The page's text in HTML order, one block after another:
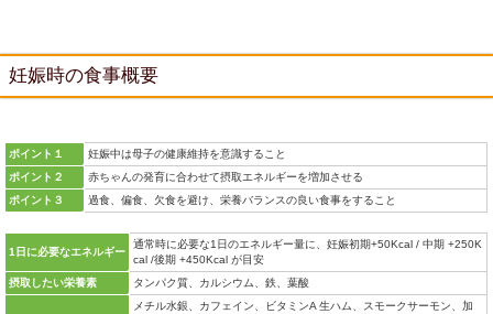
妊娠時の食事概要
ポイント１
妊娠中は母子の健康維持を意識すること
ポイント２
赤ちゃんの発育に合わせて摂取エネルギーを増加させる
ポイント３
過食、偏食、欠食を避け、栄養バランスの良い食事をすること
1日に必要なエネルギー
通常時に必要な1日のエネルギー量に、妊娠初期+50Kcal / 中期 +250K
cal /後期 +450Kcal が目安
摂取したい栄養素
タンパク質、カルシウム、鉄、葉酸
メチル水銀、カフェイン、ビタミンA 生ハム、スモークサーモン、加